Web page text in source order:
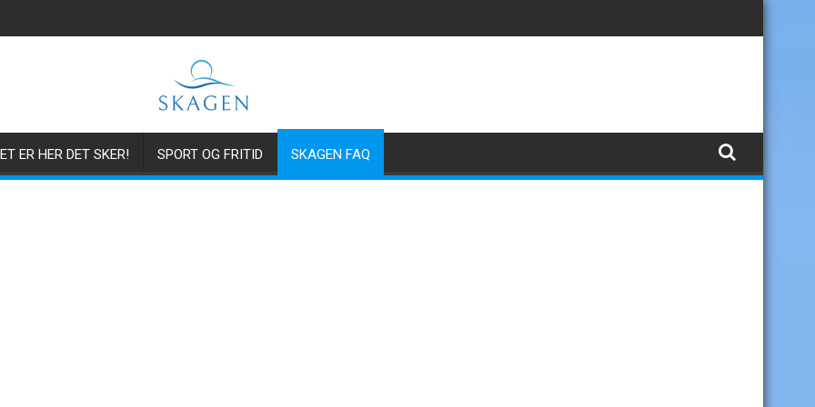
ER HER DET SKER! SPORT OG FRITID SKAGEN FAQ